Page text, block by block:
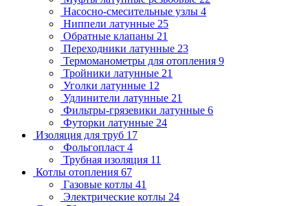
Насосно-смесительные узлы 4
Ниппели латунные 25
Обратные клапаны 21
Переходники латунные 23
Термоманометры для отопления 9
Тройники латунные 21
Уголки латунные 12
Удлинители латунные 21
Фильтры-грязевики латунные 6
Футорки латунные 24
Изоляция для труб 17
Фольгопласт 4
Трубная изоляция 11
Котлы отопления 67
Газовые котлы 41
Электрические котлы 24